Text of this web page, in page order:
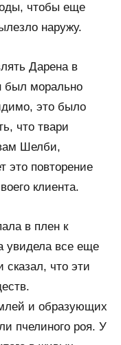
чтобы еще
наружу.
Дарена в
был морально
это было
что твари
Шелби,
это повторение
клиента.
в плен к
увидела все еще
что эти
и образующих
пчелиного роя. У